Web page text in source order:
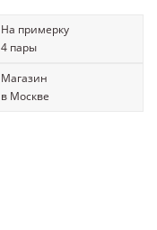
На примерку
4 пары
Магазин
в Москве